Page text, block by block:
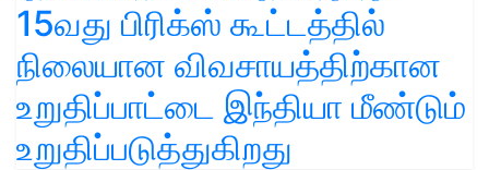
15வது பிரிக்ஸ் கூட்டத்தில்
நிலையான விவசாயத்திற்கான
உறுதிப்பாட்டை இந்தியா மீண்டும்
உறுதிப்படுத்துகிறது